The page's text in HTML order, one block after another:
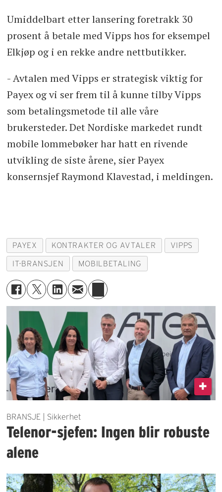
Umiddelbart etter lansering foretrakk 30
prosent å betale med Vipps hos for eksempel
Elkjøp og i en rekke andre nettbutikker.
- Avtalen med Vipps er strategisk viktig for
Payex og vi ser frem til å kunne tilby Vipps
som betalingsmetode til alle våre
brukersteder. Det Nordiske markedet rundt
mobile lommebøker har hatt en rivende
utvikling de siste årene, sier Payex
konsernsjef Raymond Klavestad, i meldingen.
PAYEX KONTRAKTER OG AVTALER VIPPS
IT-BRANSJEN MOBILBETALING
BRANSJE | Sikkerhet
Telenor-sjefen: Ingen blir robuste
alene